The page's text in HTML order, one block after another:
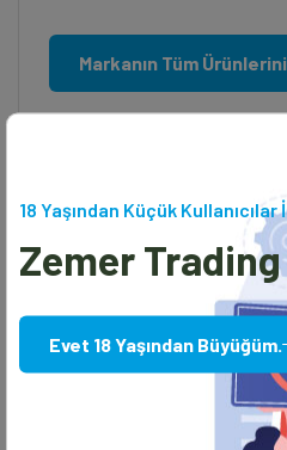
Markanın Tüm
18 Yaşından Küçük
Zemer Trading
Evet 18 Yaşından Büyüğüm.